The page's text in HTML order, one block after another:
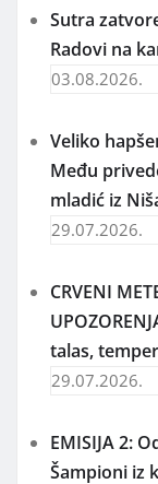
Sutra
Radovi na
03.08.2026.
Veliko
Među
mladić iz
29.07.2026.
CRVENI
talas,
29.07.2026.
EMISIJA 2:
Šampioni iz